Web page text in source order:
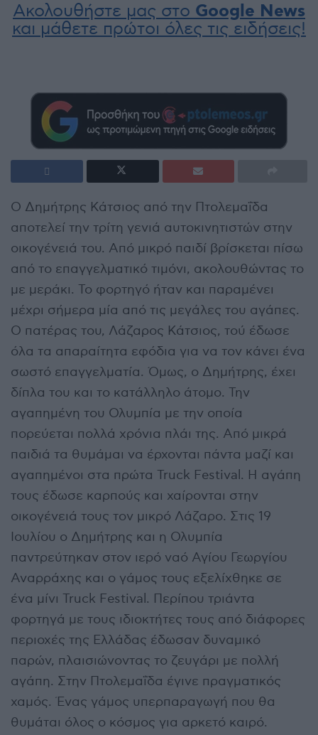
Ακολουθήστε μας στο Google News
και μάθετε πρώτοι όλες τις ειδήσεις!
Ο Δημήτρης Κάτσιος από την Πτολεμαΐδα
αποτελεί την τρίτη γενιά αυτοκινητιστών στην
οικογένειά του. Από μικρό παιδί βρίσκεται πίσω
από το επαγγελματικό τιμόνι, ακολουθώντας το
με μεράκι. Το φορτηγό ήταν και παραμένει
μέχρι σήμερα μία από τις μεγάλες του αγάπες.
Ο πατέρας του, Λάζαρος Κάτσιος, τού έδωσε
όλα τα απαραίτητα εφόδια για να τον κάνει ένα
σωστό επαγγελματία. Όμως, ο Δημήτρης, έχει
δίπλα του και το κατάλληλο άτομο. Την
αγαπημένη του Ολυμπία με την οποία
πορεύεται πολλά χρόνια πλάι της. Από μικρά
παιδιά τα θυμάμαι να έρχονται πάντα μαζί και
αγαπημένοι στα πρώτα Truck Festival. Η αγάπη
τους έδωσε καρπούς και χαίρονται στην
οικογένειά τους τον μικρό Λάζαρο. Στις 19
Ιουλίου ο Δημήτρης και η Ολυμπία
παντρεύτηκαν στον ιερό ναό Αγίου Γεωργίου
Αναρράχης και ο γάμος τους εξελίχθηκε σε
ένα μίνι Truck Festival. Περίπου τριάντα
φορτηγά με τους ιδιοκτήτες τους από διάφορες
περιοχές της Ελλάδας έδωσαν δυναμικό
παρών, πλαισιώνοντας το ζευγάρι με πολλή
αγάπη. Στην Πτολεμαΐδα έγινε πραγματικός
χαμός. Ένας γάμος υπερπαραγωγή που θα
θυμάται όλος ο κόσμος για αρκετό καιρό.